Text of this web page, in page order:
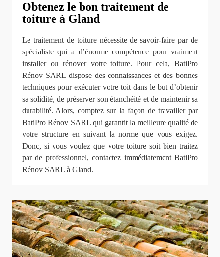
Obtenez le bon traitement de
toiture à Gland
Le traitement de toiture nécessite de savoir-faire par de
spécialiste qui a d’énorme compétence pour vraiment
installer ou rénover votre toiture. Pour cela, BatiPro
Rénov SARL dispose des connaissances et des bonnes
techniques pour exécuter votre toit dans le but d’obtenir
sa solidité, de préserver son étanchéité et de maintenir sa
durabilité. Alors, comptez sur la façon de travailler par
BatiPro Rénov SARL qui garantit la meilleure qualité de
votre structure en suivant la norme que vous exigez.
Donc, si vous voulez que votre toiture soit bien traitez
par de professionnel, contactez immédiatement BatiPro
Rénov SARL à Gland.